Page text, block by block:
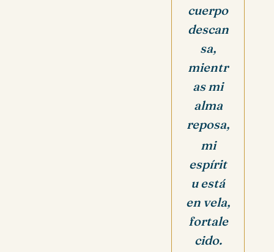
cuerpo
descan
sa,
mientr
as mi
alma
reposa,
mi
espírit
u está
en vela,
fortale
cido.